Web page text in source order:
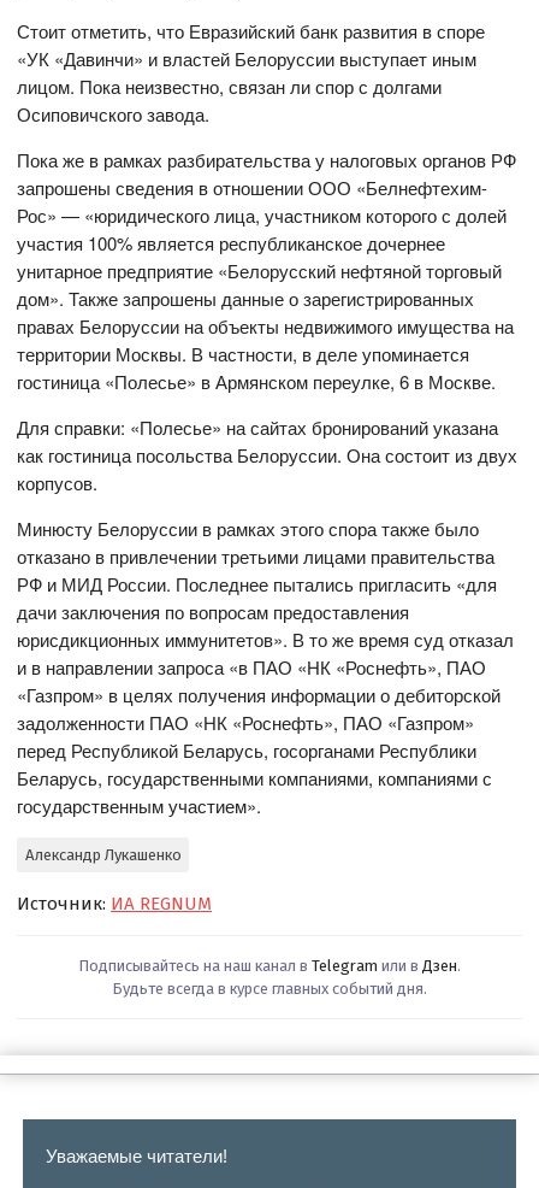
Стоит отметить, что Евразийский банк развития в споре
«УК «Давинчи» и властей Белоруссии выступает иным
лицом. Пока неизвестно, связан ли спор с долгами
Осиповичского завода.
Пока же в рамках разбирательства у налоговых органов РФ
запрошены сведения в отношении ООО «Белнефтехим-
Рос» — «юридического лица, участником которого с долей
участия 100% является республиканское дочернее
унитарное предприятие «Белорусский нефтяной торговый
дом». Также запрошены данные о зарегистрированных
правах Белоруссии на объекты недвижимого имущества на
территории Москвы. В частности, в деле упоминается
гостиница «Полесье» в Армянском переулке, 6 в Москве.
Для справки: «Полесье» на сайтах бронирований указана
как гостиница посольства Белоруссии. Она состоит из двух
корпусов.
Минюсту Белоруссии в рамках этого спора также было
отказано в привлечении третьими лицами правительства
РФ и МИД России. Последнее пытались пригласить «для
дачи заключения по вопросам предоставления
юрисдикционных иммунитетов». В то же время суд отказал
и в направлении запроса «в ПАО «НК «Роснефть», ПАО
«Газпром» в целях получения информации о дебиторской
задолженности ПАО «НК «Роснефть», ПАО «Газпром»
перед Республикой Беларусь, госорганами Республики
Беларусь, государственными компаниями, компаниями с
государственным участием».
Александр Лукашенко
Источник: ИА REGNUM
Подписывайтесь на наш канал в Telegram или в Дзен.
Будьте всегда в курсе главных событий дня.
Уважаемые читатели!